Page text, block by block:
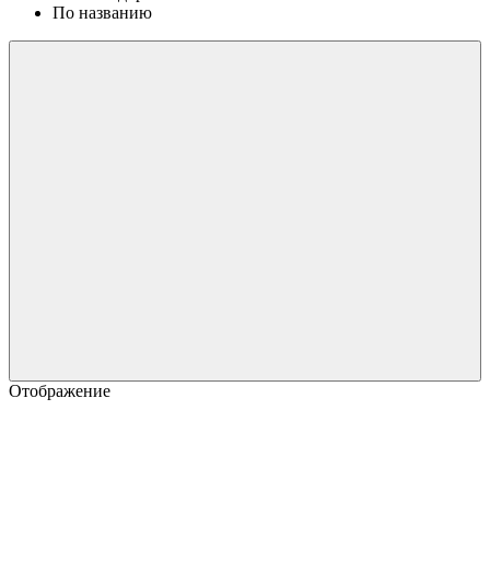
По названию
Отображение